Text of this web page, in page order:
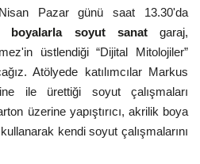
Pazar günü saat 13.30'da
boyalarla soyut sanatgaraj,
üstlendiği “Dijital Mitolojiler”
Atölyede katılımcılar Markus
ile ürettiği soyut çalışmaları
üzerine yapıştırıcı, akrilik boya
kendi soyut çalışmalarını